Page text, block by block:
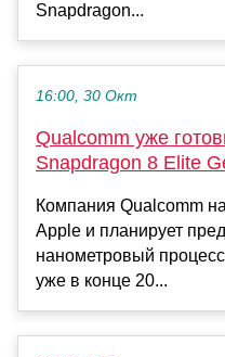
Snapdragon...
16:00, 30 Окт
Qualcomm уже
Snapdragon 8 Elite
Компания Qualcomm
Apple и планирует
нанометровый
уже в конце 20...